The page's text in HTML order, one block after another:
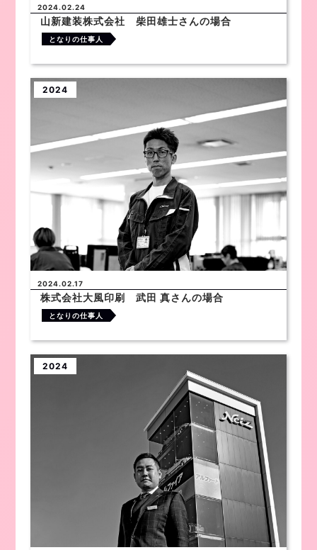
2024.02.24
山新建装株式会社 柴田雄士さんの場合
となりの仕事人
2024
2024.02.17
株式会社大風印刷 武田 真さんの場合
となりの仕事人
2024